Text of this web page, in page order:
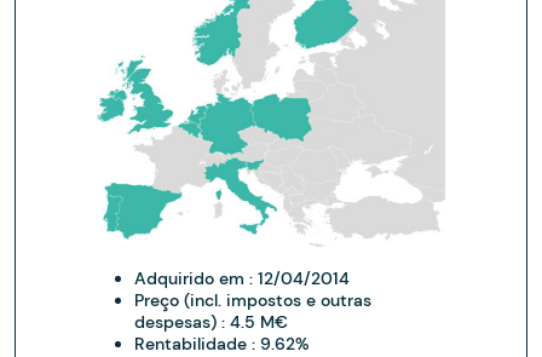
Adquirido em :12/04/2014
Preço (incl. impostos e outras
despesas) :4.5 M€
Rentabilidade :9.62%